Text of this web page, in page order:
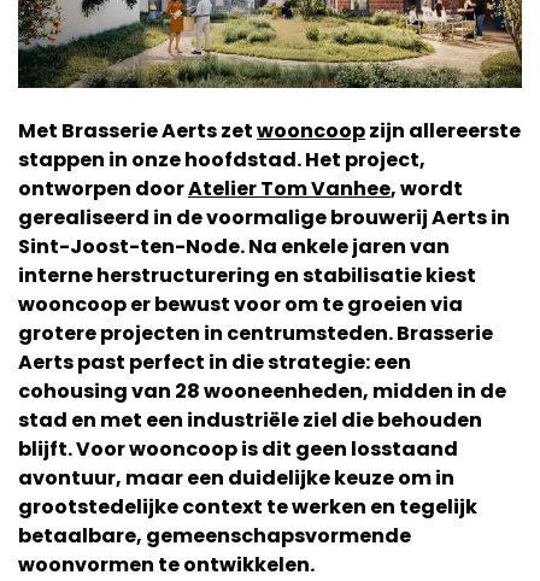
Met Brasserie Aerts zetwooncoopzijn allereerste
stappen in onze hoofdstad. Het project,
ontworpen doorAtelier Tom Vanhee, wordt
gerealiseerd in de voormalige brouwerij Aerts in
Sint-Joost-ten-Node. Na enkele jaren van
interne herstructurering en stabilisatie kiest
wooncoop er bewust voor om te groeien via
grotere projecten in centrumsteden. Brasserie
Aerts past perfect in die strategie: een
cohousing van 28 wooneenheden, midden in de
stad en met een industriële ziel die behouden
blijft. Voor wooncoop is dit geen losstaand
avontuur, maar een duidelijke keuze om in
grootstedelijke context te werken en tegelijk
betaalbare, gemeenschapsvormende
woonvormen te ontwikkelen.